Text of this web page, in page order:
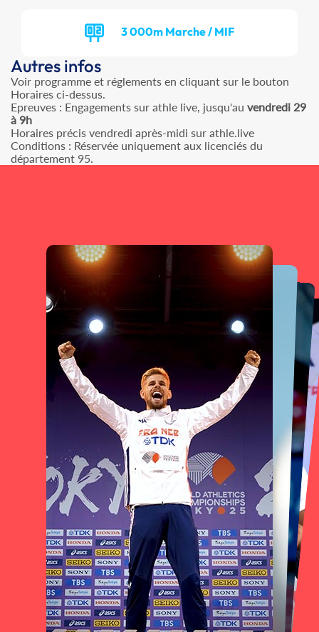
3 000m Marche / MIF
Autres infos
Voir programme et réglements en cliquant sur le bouton
Horaires ci-dessus.
Epreuves : Engagements sur athle live, jusqu'au vendredi 29
à 9h
Horaires précis vendredi après-midi sur athle.live
Conditions : Réservée uniquement aux licenciés du
département 95.